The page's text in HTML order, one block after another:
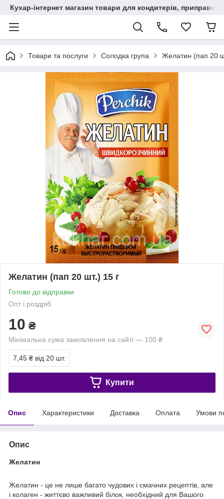
Кухар-інтернет магазин товари для кондитерів, приправи,
Товари та послуги Солодка група Желатин (пап 20
Желатин (пап 20 шт.) 15 г
Готово до відправки
Опт і роздріб
10 ₴
Мінімальна сума замовлення на сайті — 100 ₴
7,45 ₴ від 20 шт.
Купити
Опис Характеристики Доставка Оплата Умови
Опис
Желатин
Желатин - це не лише багато чудових і смачних рецептів, але
і колаген - життєво важливий білок, необхідний для Вашого